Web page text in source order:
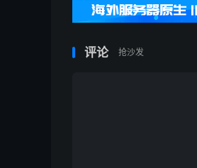
评论 抢沙发